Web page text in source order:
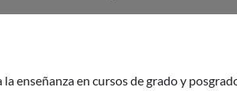
enseñanza en cursos de grado y